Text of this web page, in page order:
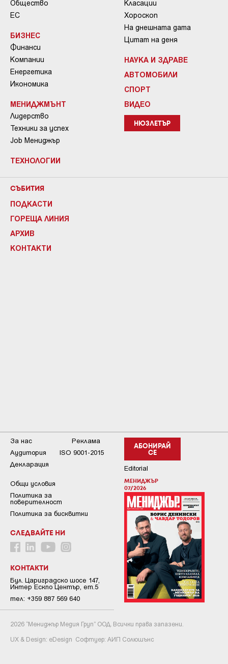
Общество
ЕС
БИЗНЕС
Финанси
Компании
Енергетика
Икономика
МЕНИДЖМЪНТ
Лидерство
Техники за успех
Job Мениджър
ТЕХНОЛОГИИ
Класации
Хороскоп
На днешната дата
Цитат на деня
НАУКА И ЗДРАВЕ
АВТОМОБИЛИ
СПОРТ
ВИДЕО
НЮЗЛЕТЪР
СЪБИТИЯ
ПОДКАСТИ
ГОРЕЩА ЛИНИЯ
АРХИВ
КОНТАКТИ
АБОНИРАЙ
СЕ
Editorial
МЕНИДЖЪР
07/2026
За нас
Реклама
Аудитория
ISO 9001-2015
Декларация
Общи условия
Пoлитикa зa
пoвepитeлнocт
Политика за бисквитки
СЛЕДВАЙТЕ НИ
КОНТАКТИ
Бул. Цариградско шосе 147,
Интер Ескпо Център, ет.5
тел: +359 887 569 640
2026 “Мениджър Медия Груп” ООД. Всички права запазени.
UX & Design: eDesign Софтуер: АИП Солюшънс